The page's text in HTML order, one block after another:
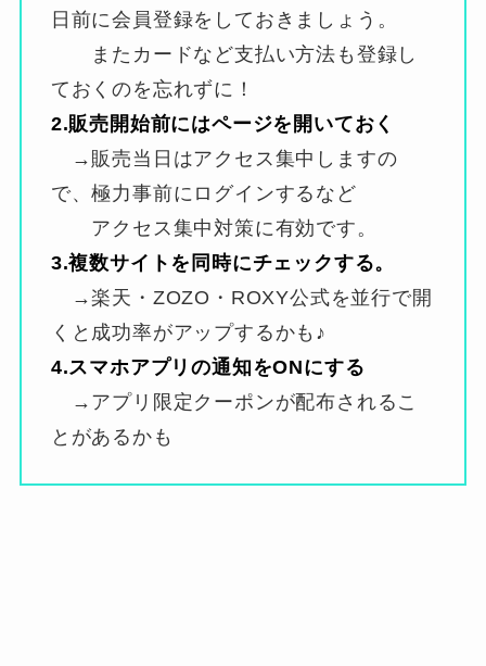
日前に会員登録をしておきましょう。
またカードなど支払い方法も登録し
ておくのを忘れずに！
2.販売開始前にはページを開いておく
→販売当日はアクセス集中しますの
で、極力事前にログインするなど
アクセス集中対策に有効です。
3.複数サイトを同時にチェックする。
→楽天・ZOZO・ROXY公式を並行で開
くと成功率がアップするかも♪
4.スマホアプリの通知をONにする
→アプリ限定クーポンが配布されるこ
とがあるかも